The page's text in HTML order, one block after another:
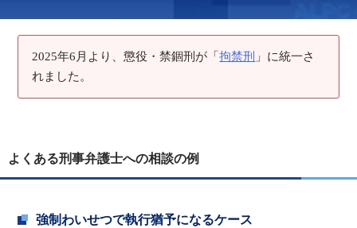
2025年6月より、懲役・禁錮刑が「拘禁刑 」に統一さ
れました。
よくある刑事弁護士への相談の例
強制わいせつで執行猶予になるケース